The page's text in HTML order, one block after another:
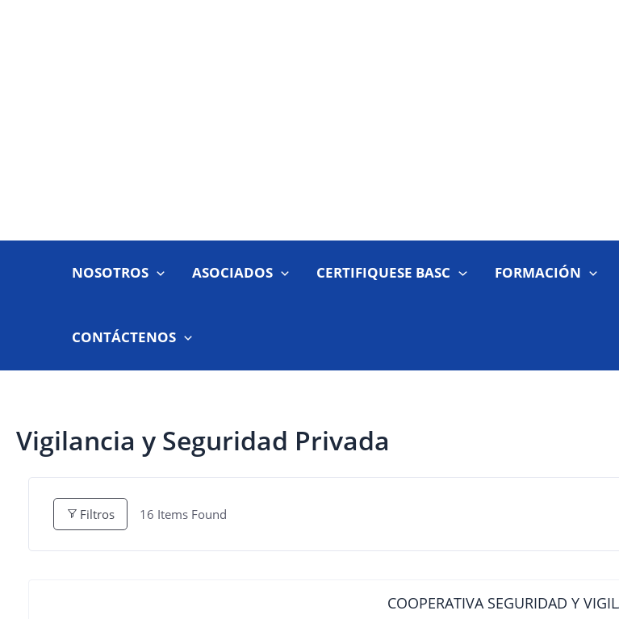
NOSOTROS ASOCIADOS CERTIFIQUESE BASC FORMACIÓN
CONTÁCTENOS
Vigilancia y Seguridad Privada
Filtros 16 Items Found
COOPERATIVA SEGURIDAD Y